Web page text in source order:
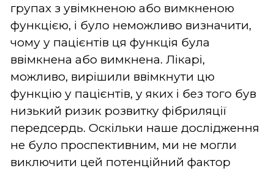
групах з увімкненою або вимкненою
функцією, і було неможливо визначити,
чому у пацієнтів ця функція була
ввімкнена або вимкнена. Лікарі,
можливо, вирішили ввімкнути цю
функцію у пацієнтів, у яких і без того був
низький ризик розвитку фібриляції
передсердь. Оскільки наше дослідження
не було проспективним, ми не могли
виключити цей потенційний фактор